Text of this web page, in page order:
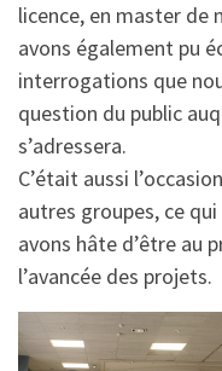
licence, en master de
avons également pu
interrogations que
question du public
s’adressera.
C’était aussi
autres groupes, ce
avons hâte d’être au
l’avancée des projets.